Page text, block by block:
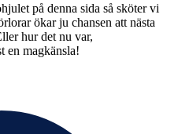
på denna sida så sköter vi
ökar ju chansen att nästa
hur det nu var,
en magkänsla!